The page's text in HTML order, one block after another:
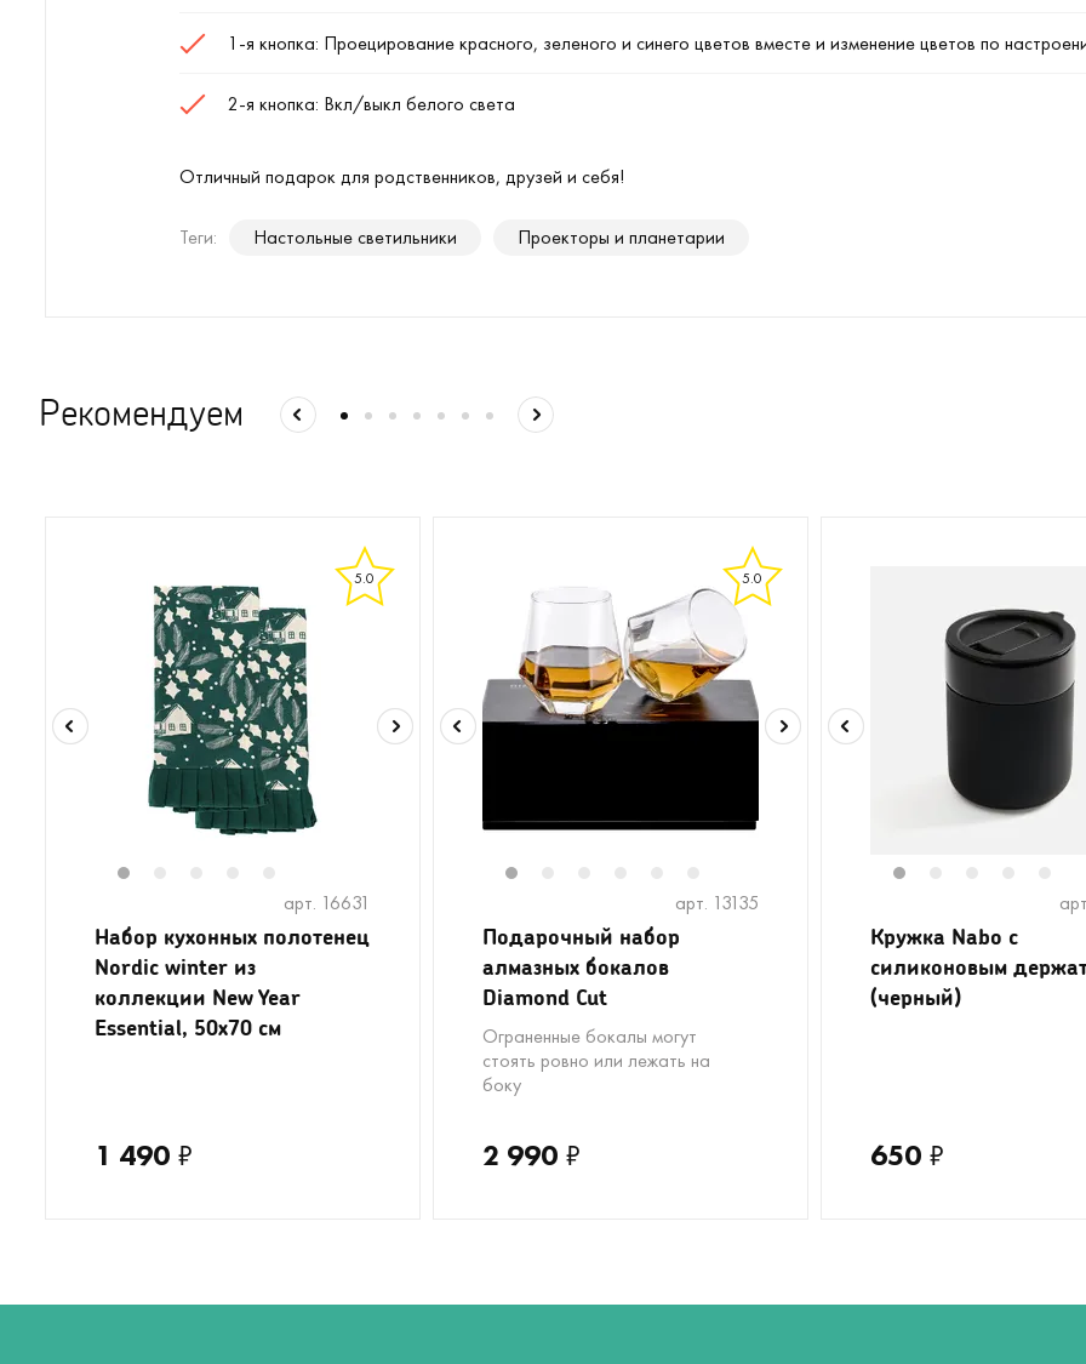
1-я кнопка: Проецирование красного, зеленого и синего цветов вместе и изменение цветов по
2-я кнопка: Вкл/выкл белого света
Отличный подарок для родственников, друзей и себя!
Теги: Настольные светильники Проекторы и планетарии
Рекомендуем
5.0
арт. 16631
Набор кухонных полотенец
Nordic winter из
коллекции New Year
Essential, 50х70 см
1 490 ₽
5.0
арт. 13135
Подарочный набор
алмазных бокалов
Diamond Cut
Ограненные бокалы могут
стоять ровно или лежать на
боку
2 990 ₽
Кружка Nabo с
силиконовым
(черный)
650 ₽